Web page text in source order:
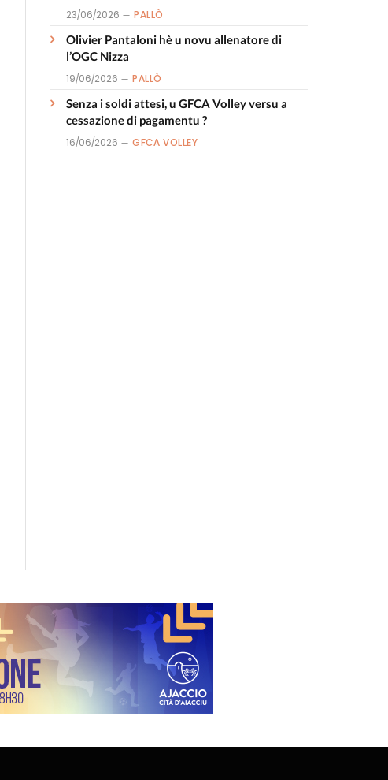
23/06/2026 PALLÒ
Olivier Pantaloni hè u novu allenatore di
l’OGC Nizza
19/06/2026 PALLÒ
Senza i soldi attesi, u GFCA Volley versu a
cessazione di pagamentu ?
16/06/2026 GFCA VOLLEY